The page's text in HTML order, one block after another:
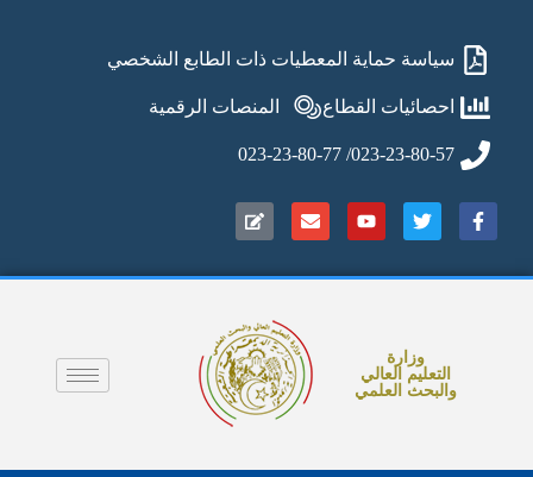
سياسة حماية المعطيات ذات الطابع الشخصي
احصائيات القطاع المنصات الرقمية
023-23-80-57/ 023-23-80-77
وزارة
التعليم العالي
والبحث العلمي